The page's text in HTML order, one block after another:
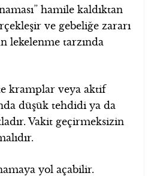
hamile kaldıktan
ve gebeliğe zararı
lekelenme tarzında
kramplar veya aktif
düşük tehdidi ya da
Vakit geçirmeksizin
yol açabilir.